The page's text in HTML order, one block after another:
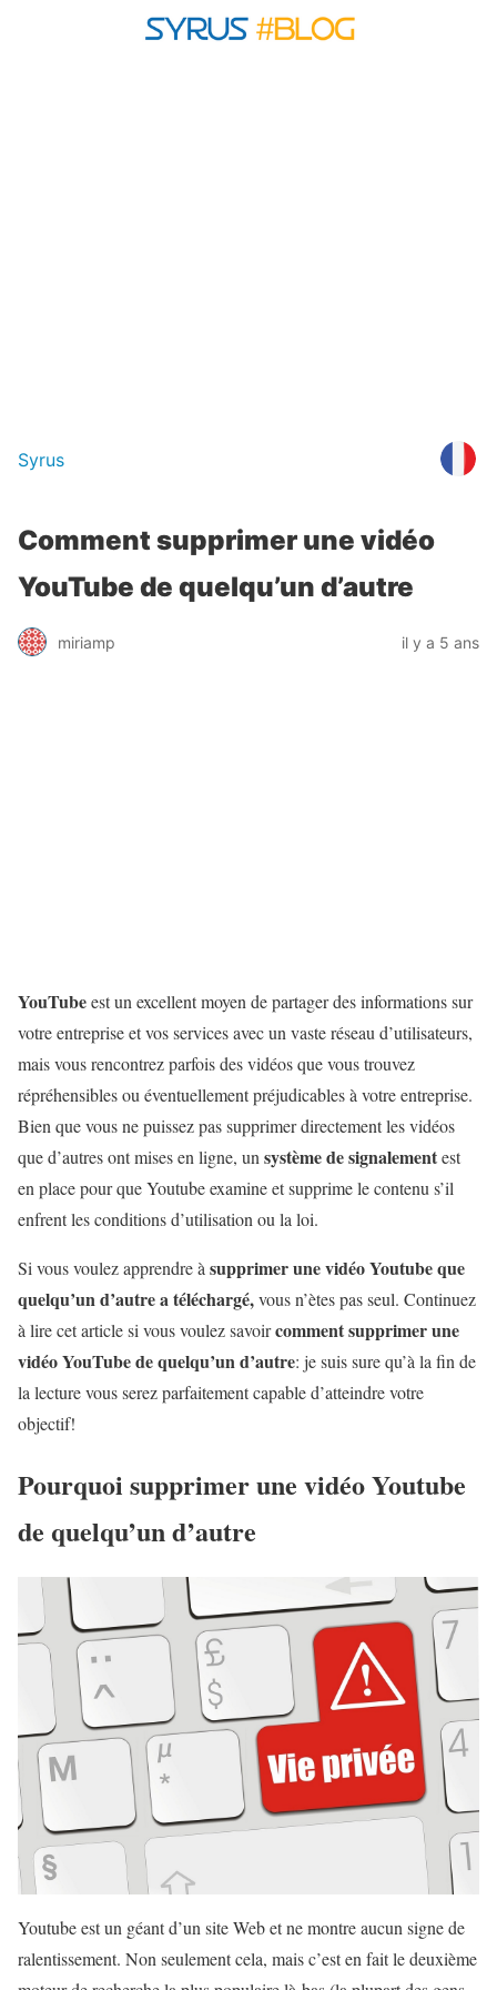
Syrus
Comment supprimer une vidéo
YouTube de quelqu’un d’autre
miriamp il y a 5 ans
YouTubeest un excellent moyen de partager des informations sur
votre entreprise et vos services avec un vaste réseau d’utilisateurs,
mais vous rencontrez parfois des vidéos que vous trouvez
répréhensibles ou éventuellement préjudicables à votre entreprise.
Bien que vous ne puissez pas supprimer directement les vidéos
que d’autres ont mises en ligne, un système de signalementest
en place pour que Youtube examine et supprime le contenu s’il
enfrent les conditions d’utilisation ou la loi.
Si vous voulez apprendre à supprimer une vidéo Youtube que
quelqu’un d’autre a téléchargé,vous n’ètes pas seul. Continuez
à lire cet article si vous voulez savoircomment supprimer une
vidéo YouTube de quelqu’un d’autre: je suis sure qu’à la fin de
la lecture vous serez parfaitement capable d’atteindre votre
objectif!
Pourquoi supprimer une vidéo Youtube
de quelqu’un d’autre
Youtube est un géant d’un site Web et ne montre aucun signe de
ralentissement. Non seulement cela, mais c’est en fait le deuxième